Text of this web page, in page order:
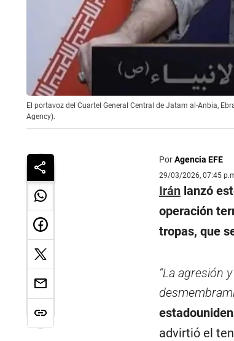
El portavoz del Cuartel General Central de Jatam al-Anbia,
Agency).
PorAgencia EFE
29/03/2026, 07:45
Iránlanzó
operación
tropas, que
“La agresión
advirtió el